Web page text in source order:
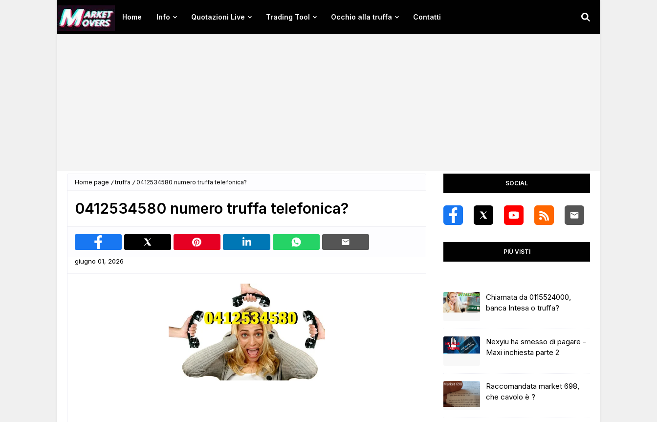
Home Info Quotazioni Live Trading Tool Occhio alla truffa Contatti
Home page truffa 0412534580 numero truffa telefonica?
0412534580 numero truffa telefonica?
giugno 01, 2026
SOCIAL
PIÙ VISTI
Chiamata da 0115524000,
banca Intesa o truffa?
Nexyiu ha smesso di pagare -
Maxi inchiesta parte 2
Raccomandata market 698,
che cavolo è ?